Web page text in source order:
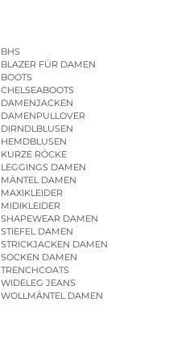
BHS
BLAZER FÜR DAMEN
BOOTS
CHELSEABOOTS
DAMENJACKEN
DAMENPULLOVER
DIRNDLBLUSEN
HEMDBLUSEN
KURZE RÖCKE
LEGGINGS DAMEN
MÄNTEL DAMEN
MAXIKLEIDER
MIDIKLEIDER
SHAPEWEAR DAMEN
STIEFEL DAMEN
STRICKJACKEN DAMEN
SOCKEN DAMEN
TRENCHCOATS
WIDELEG JEANS
WOLLMÄNTEL DAMEN